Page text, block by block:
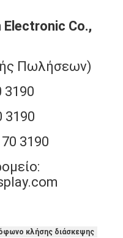
Electronic Co.,
Πωλήσεων)
3190
3190
3190
κλήσης διάσκεψης